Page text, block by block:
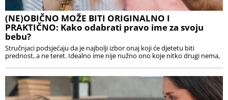
(NE)OBIČNO MOŽE BITI ORIGINALNO I
PRAKTIČNO: Kako odabrati pravo ime za svoju
bebu?
Stručnjaci podsjećaju da je najbolji izbor onaj koji će djetetu biti
prednost, a ne teret. Idealno ime nije nužno ono koje nitko drugi nema,